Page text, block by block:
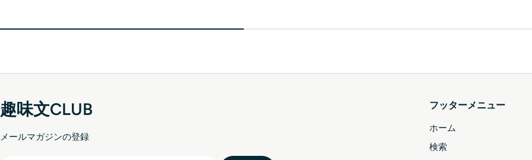
趣味文CLUB
メールマガジンの登録
フッターメニュー
ホーム
検索